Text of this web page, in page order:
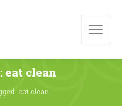
eat clean
eat clean